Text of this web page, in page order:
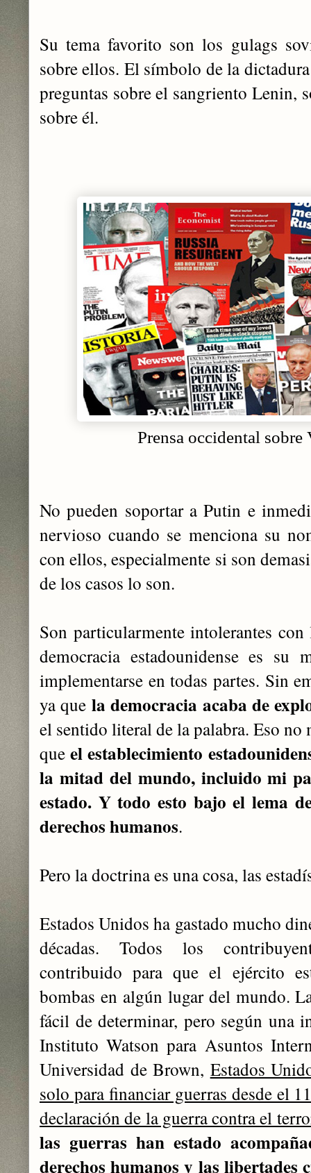
Su tema favorito son los gulags
sobre ellos. El símbolo de la
preguntas sobre el sangriento Lenin,
sobre él.
Prensa occidental
No pueden soportar a Putin e
nervioso cuando se menciona su
con ellos, especialmente si son
de los casos lo son.
Son particularmente intolerantes
democracia estadounidense es su
implementarse en todas partes. Sin
ya que la democracia acaba de
el sentido literal de la palabra. Eso no
queel establecimiento
la mitad del mundo, incluido mi
estado. Y todo esto bajo el lema
derechos humanos.
Pero la doctrina es una cosa, las
Estados Unidos ha gastado mucho
décadas. Todos los
contribuido para que el ejército
bombas en algún lugar del mundo.
fácil de determinar, pero según una
Instituto Watson para Asuntos
Universidad de Brown, Estados
solo para financiar guerras desde el
declaración de la guerra contra el
las guerras han estado
derechos humanos y las libertades